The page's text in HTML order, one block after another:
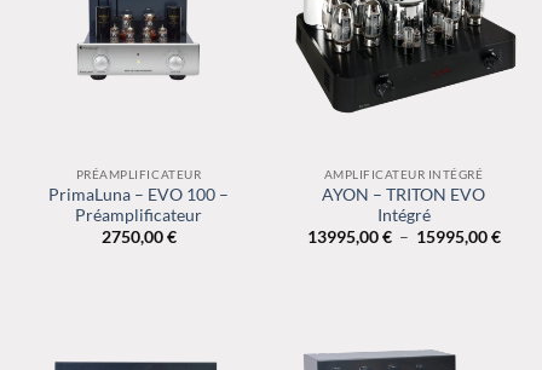
PRÉAMPLIFICATEUR
PrimaLuna – EVO 100 –
Préamplificateur
2750,00€
AMPLIFICATEUR INTÉGRÉ
AYON – TRITON EVO
Intégré
13995,00€ – 15995,00€Plage